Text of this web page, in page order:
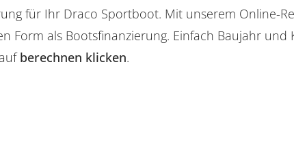
für Ihr Draco Sportboot. Mit unserem Online-
als Bootsfinanzierung. Einfach Baujahr und
berechnen klicken.